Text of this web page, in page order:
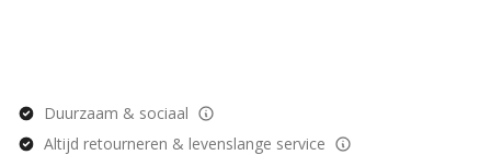
Duurzaam & sociaal
Altijd retourneren & levenslange service